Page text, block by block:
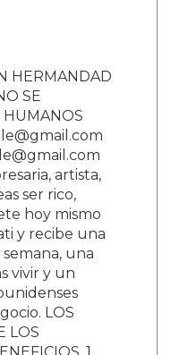
HERMANDAD
SE
HUMANOS
artista,
ser rico,
hoy mismo
y recibe una
una
vivir y un
LOS
LOS